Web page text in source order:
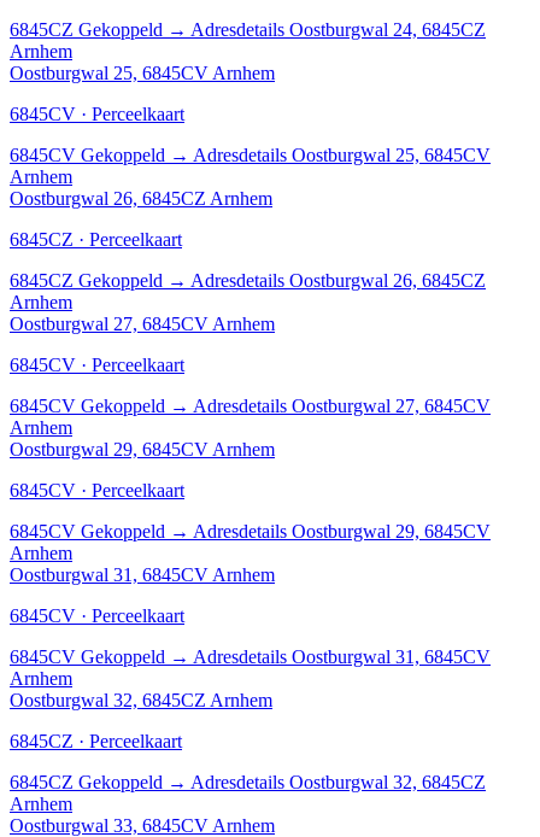
6845CZ Gekoppeld → Adresdetails Oostburgwal 24, 6845CZ
Arnhem
Oostburgwal 25, 6845CV Arnhem
6845CV · Perceelkaart
6845CV Gekoppeld → Adresdetails Oostburgwal 25, 6845CV
Arnhem
Oostburgwal 26, 6845CZ Arnhem
6845CZ · Perceelkaart
6845CZ Gekoppeld → Adresdetails Oostburgwal 26, 6845CZ
Arnhem
Oostburgwal 27, 6845CV Arnhem
6845CV · Perceelkaart
6845CV Gekoppeld → Adresdetails Oostburgwal 27, 6845CV
Arnhem
Oostburgwal 29, 6845CV Arnhem
6845CV · Perceelkaart
6845CV Gekoppeld → Adresdetails Oostburgwal 29, 6845CV
Arnhem
Oostburgwal 31, 6845CV Arnhem
6845CV · Perceelkaart
6845CV Gekoppeld → Adresdetails Oostburgwal 31, 6845CV
Arnhem
Oostburgwal 32, 6845CZ Arnhem
6845CZ · Perceelkaart
6845CZ Gekoppeld → Adresdetails Oostburgwal 32, 6845CZ
Arnhem
Oostburgwal 33, 6845CV Arnhem